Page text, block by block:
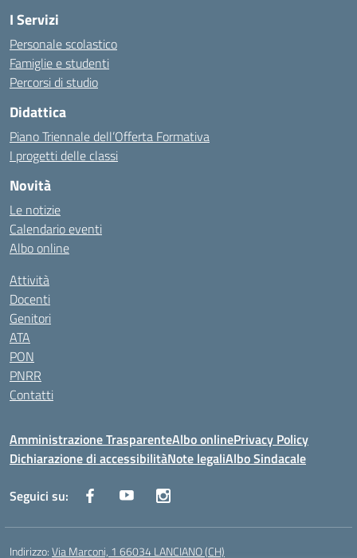
I Servizi
Personale scolastico
Famiglie e studenti
Percorsi di studio
Didattica
Piano Triennale dell’Offerta Formativa
I progetti delle classi
Novità
Le notizie
Calendario eventi
Albo online
Attività
Docenti
Genitori
ATA
PON
PNRR
Contatti
Amministrazione TrasparenteAlbo onlinePrivacy Policy
Dichiarazione di accessibilitàNote legaliAlbo Sindacale
Seguici su:
Indirizzo:Via Marconi, 1 66034 LANCIANO (CH)